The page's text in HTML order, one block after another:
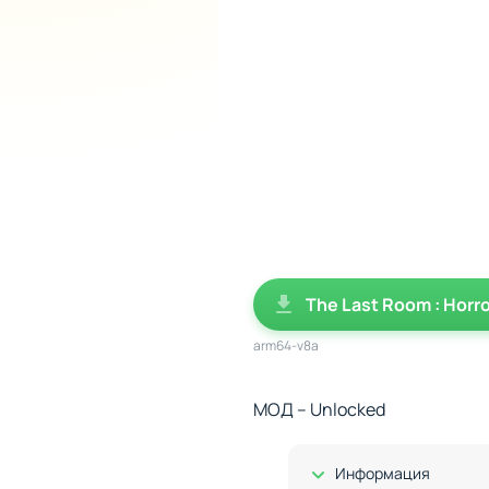
The Last Room :
arm64-v8a
МОД – Unlocked
Показать/Скрыть
Информация